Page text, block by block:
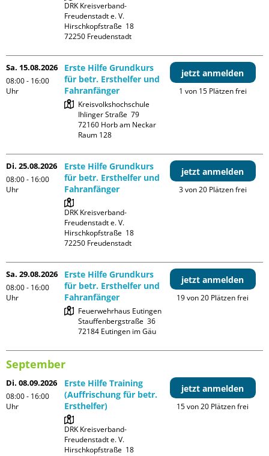
DRK Kreisverband-
Freudenstadt e. V.
Hirschkopfstraße  18
Sa. 15.08.2026
08:00 - 16:00
Uhr
Erste Hilfe Grundkurs
für betr. Ersthelfer und
Fahranfänger
Kreisvolkshochschule
Ihlinger Straße  79
72160 Horb am Neckar
Raum 128
jetzt anmelden
1 von 15 Plätzen frei
Di. 25.08.2026
08:00 - 16:00
Uhr
Erste Hilfe Grundkurs
für betr. Ersthelfer und
Fahranfänger
DRK Kreisverband-
Freudenstadt e. V.
Hirschkopfstraße  18
jetzt anmelden
3 von 20 Plätzen frei
Sa. 29.08.2026
08:00 - 16:00
Uhr
Erste Hilfe Grundkurs
für betr. Ersthelfer und
Fahranfänger
Feuerwehrhaus Eutingen
Stauffenbergstraße  36
jetzt anmelden
19 von 20 Plätzen frei
September
Di. 08.09.2026
08:00 - 16:00
Uhr
Erste Hilfe Training
(Auffrischung für betr.
Ersthelfer)
DRK Kreisverband-
Freudenstadt e. V.
Hirschkopfstraße  18
jetzt anmelden
15 von 20 Plätzen frei